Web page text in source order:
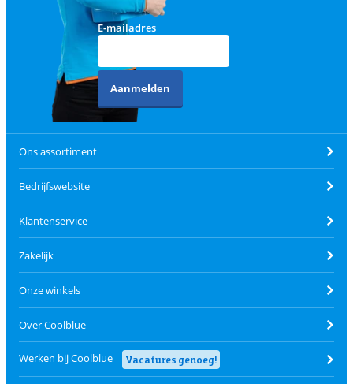
E-mailadres
Aanmelden
Ons assortiment
Bedrijfswebsite
Klantenservice
Zakelijk
Onze winkels
Over Coolblue
Werken bij Coolblue Vacatures genoeg!